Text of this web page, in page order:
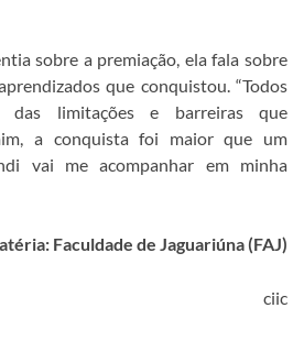
sobre a premiação, ela fala sobre
que conquistou. “Todos
das limitações e barreiras que
a conquista foi maior que um
vai me acompanhar em minha
Faculdade de Jaguariúna (FAJ)